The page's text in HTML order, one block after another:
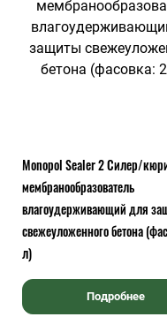
Monopol Sealer 2 Силер/
мембранообразователь
влагоудерживающий для
свежеуложенного бетона
л)
Подробнее